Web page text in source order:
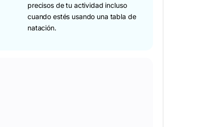
precisos de tu actividad incluso
cuando estés usando una tabla de
natación.